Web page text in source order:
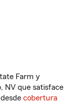
Farm y
NV que satisface
cobertura